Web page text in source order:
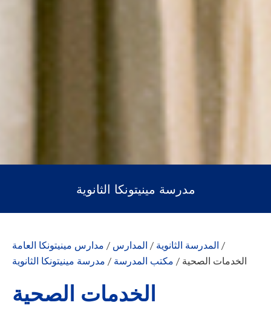
مدرسة مينيتونكا الثانوية
مدارس مينيتونكا العامة / المدارس / المدرسة الثانوية /
مدرسة مينيتونكا الثانوية / مكتب المدرسة / الخدمات الصحية
الخدمات الصحية